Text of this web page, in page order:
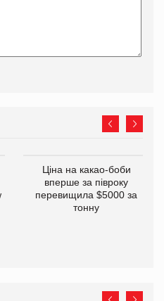
Ціна на какао-боби
вперше за півроку
перевищила $5000 за
тонну